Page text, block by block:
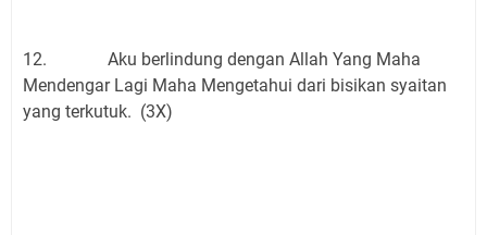
12. Aku berlindung dengan Allah Yang Maha
Mendengar Lagi Maha Mengetahui dari bisikan syaitan
yang terkutuk. (3X)